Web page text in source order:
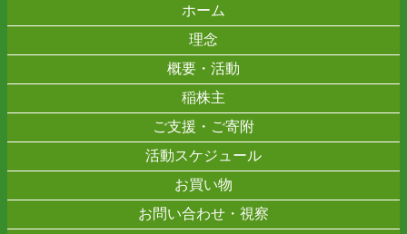
ホーム
理念
概要・活動
稲株主
ご支援・ご寄附
活動スケジュール
お買い物
お問い合わせ・視察